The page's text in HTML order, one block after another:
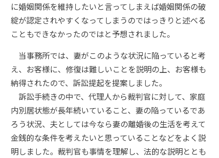
に婚姻関係を維持したいと言ってしまえば婚姻関係の破
綻が認定されやすくなってしまうのではっきりと述べる
こともできなかったのではと予想されました。
当事務所では、妻がこのような状況に陥っていると考
え、お客様に、修復は難しいことを説明の上、お客様も
納得されたので、訴訟提起を提案しました。
訴訟手続きの中で、代理人から裁判官に対して、家庭
内別居状態が長年続いていること、妻の陥っているであ
ろう状況、夫としては今なら妻の離婚後の生活を考えて
金銭的な条件を考えたいと思っていることなどをよく説
明しました。裁判官も事情を理解し、法的な説明ととも